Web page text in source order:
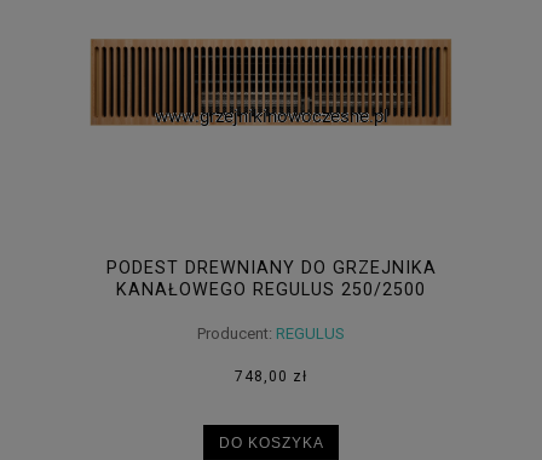
PODEST DREWNIANY DO GRZEJNIKA
KANAŁOWEGO REGULUS 250/2500
Producent: REGULUS
748,00 zł
DO KOSZYKA